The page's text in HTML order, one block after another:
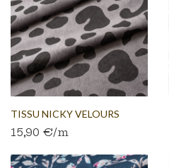
TISSU NICKY VELOURS
STRETCH...
15,90 €/m